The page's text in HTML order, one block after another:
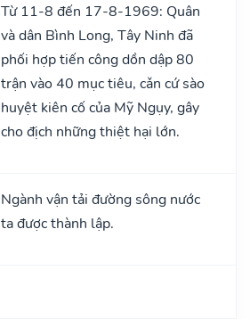
Từ 11-8 đến 17-8-1969: Quân
và dân Bình Long, Tây Ninh đã
phối hợp tiến công dồn dập 80
trận vào 40 mục tiêu, cǎn cứ sào
huyệt kiên cố của Mỹ Ngụy, gây
cho địch những thiệt hại lớn.
Ngành vận tải đường sông nước
ta được thành lập.